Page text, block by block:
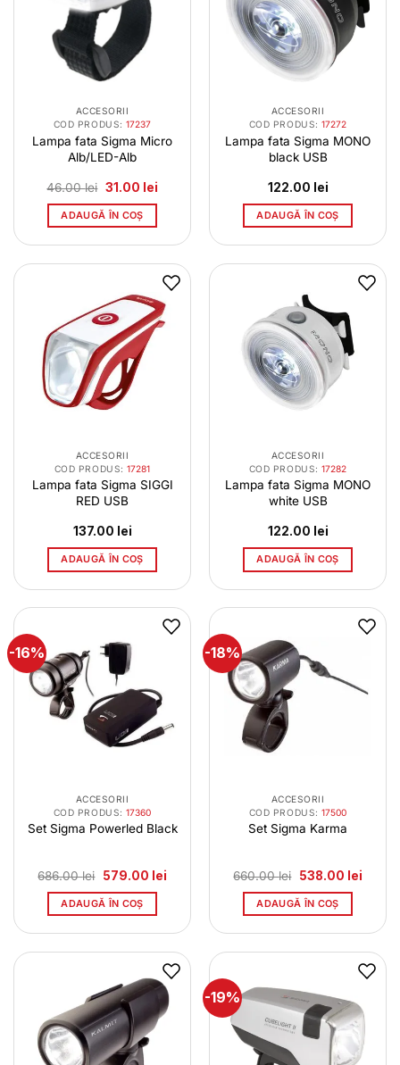
ACCESORII
COD PRODUS:17237
Lampa fata Sigma Micro
Alb/LED-Alb
46.00lei Prețul
a
fost:
31.00 leiPrețul
ADAUGĂ ÎN COȘ
ACCESORII
COD PRODUS:17272
Lampa fata Sigma MONO
black USB
122.00 lei
ADAUGĂ ÎN COȘ
ACCESORII
COD PRODUS:17281
Lampa fata Sigma SIGGI
RED USB
137.00 lei
ADAUGĂ ÎN COȘ
ACCESORII
COD PRODUS:17282
Lampa fata Sigma MONO
white USB
122.00 lei
ADAUGĂ ÎN COȘ
-16%
ACCESORII
COD PRODUS:17360
Set Sigma Powerled Black
686.00lei Prețul
a
fost:
579.00 leiPrețul
ADAUGĂ ÎN COȘ
-18%
ACCESORII
COD PRODUS:17500
Set Sigma Karma
660.00lei Prețul
a
fost:
538.00 leiPrețul
ADAUGĂ ÎN COȘ
-19%